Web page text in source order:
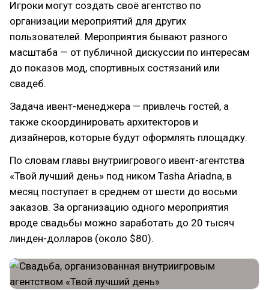
Игроки могут создать своё агентство по
организации мероприятий для других
пользователей. Мероприятия бывают разного
масштаба — от публичной дискуссии по интересам
до показов мод, спортивных состязаний или
свадеб.
Задача ивент-менеджера — привлечь гостей, а
также скоординировать архитекторов и
дизайнеров, которые будут оформлять площадку.
По словам главы внутриигрового ивент-агентства
«Твой лучший день» под ником Tasha Ariadna, в
месяц поступает в среднем от шести до восьми
заказов. За организацию одного мероприятия
вроде свадьбы можно заработать до 20 тысяч
линден-долларов (около $80).